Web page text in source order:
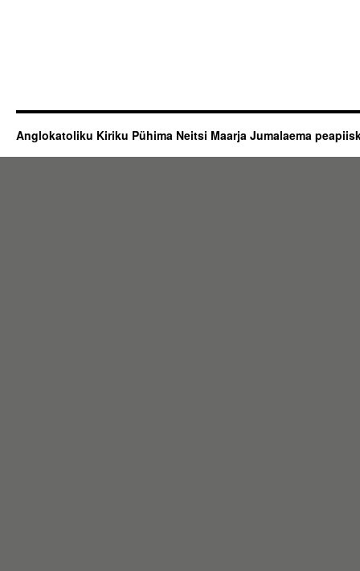
Anglokatoliku Kiriku Pühima Neitsi Maarja Jumalaema